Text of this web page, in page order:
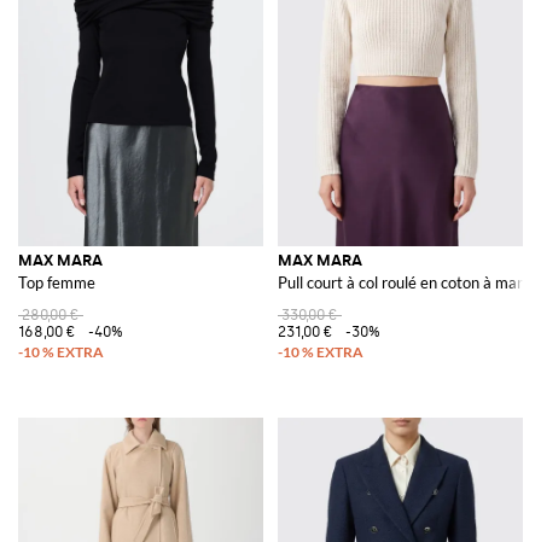
MAX MARA
Top femme
280,00 €
168,00 €
-40%
MAX MARA
Pull court à col roulé en coton à
330,00 €
231,00 €
-30%